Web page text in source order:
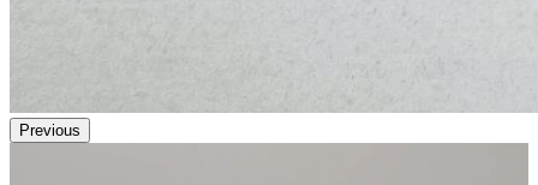
Previous